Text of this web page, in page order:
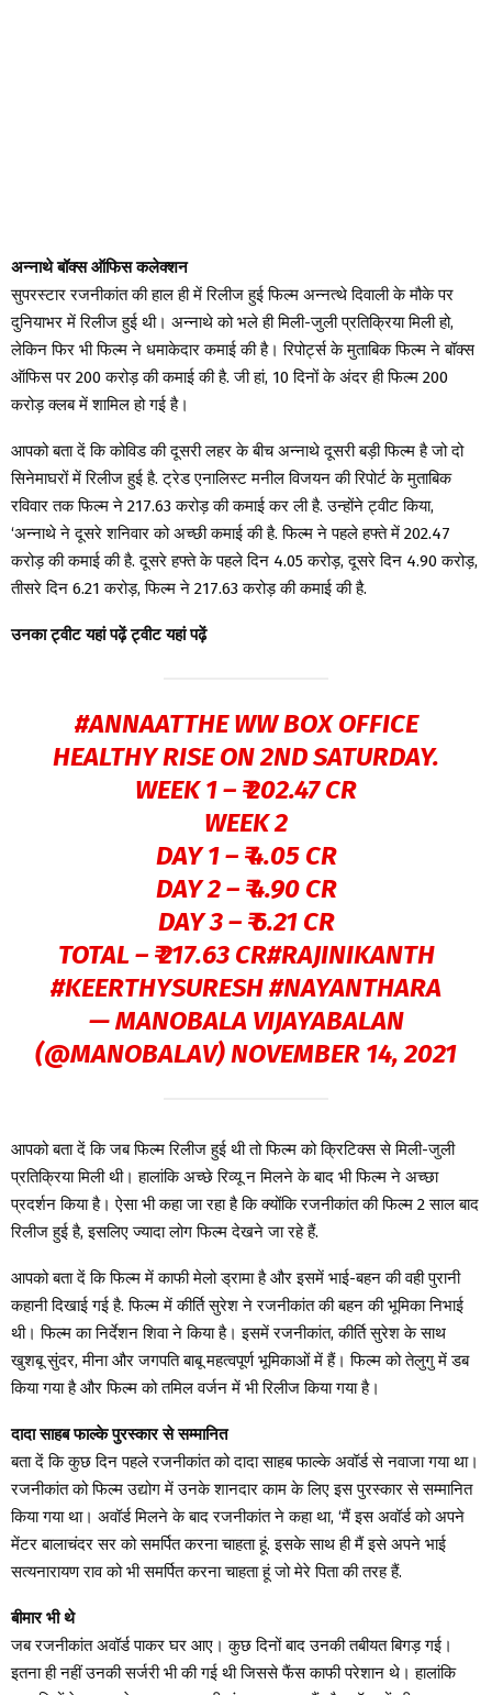
अन्नाथे बॉक्स ऑफिस कलेक्शन
सुपरस्टार रजनीकांत की हाल ही में रिलीज हुई फिल्म अन्नत्थे दिवाली के मौके पर
दुनियाभर में रिलीज हुई थी। अन्नाथे को भले ही मिली-जुली प्रतिक्रिया मिली हो,
लेकिन फिर भी फिल्म ने धमाकेदार कमाई की है। रिपोर्ट्स के मुताबिक फिल्म ने बॉक्स
ऑफिस पर 200 करोड़ की कमाई की है. जी हां, 10 दिनों के अंदर ही फिल्म 200
करोड़ क्लब में शामिल हो गई है।
आपको बता दें कि कोविड की दूसरी लहर के बीच अन्नाथे दूसरी बड़ी फिल्म है जो दो
सिनेमाघरों में रिलीज हुई है. ट्रेड एनालिस्ट मनील विजयन की रिपोर्ट के मुताबिक
रविवार तक फिल्म ने 217.63 करोड़ की कमाई कर ली है. उन्होंने ट्वीट किया,
‘अन्नाथे ने दूसरे शनिवार को अच्छी कमाई की है. फिल्म ने पहले हफ्ते में 202.47
करोड़ की कमाई की है. दूसरे हफ्ते के पहले दिन 4.05 करोड़, दूसरे दिन 4.90 करोड़,
तीसरे दिन 6.21 करोड़, फिल्म ने 217.63 करोड़ की कमाई की है.
उनका ट्वीट यहां पढ़ें ट्वीट यहां पढ़ें
#ANNAATTHEWW BOX OFFICE
HEALTHY RISE ON 2ND SATURDAY.
WEEK 1 – ₹ 202.47 CR
WEEK 2
DAY 1 – ₹ 4.05 CR
DAY 2 – ₹ 4.90 CR
DAY 3 – ₹ 6.21 CR
TOTAL – ₹ 217.63 CR#RAJINIKANTH
#KEERTHYSURESH#NAYANTHARA
— MANOBALA VIJAYABALAN
(@MANOBALAV)NOVEMBER 14, 2021
आपको बता दें कि जब फिल्म रिलीज हुई थी तो फिल्म को क्रिटिक्स से मिली-जुली
प्रतिक्रिया मिली थी। हालांकि अच्छे रिव्यू न मिलने के बाद भी फिल्म ने अच्छा
प्रदर्शन किया है। ऐसा भी कहा जा रहा है कि क्योंकि रजनीकांत की फिल्म 2 साल बाद
रिलीज हुई है, इसलिए ज्यादा लोग फिल्म देखने जा रहे हैं.
आपको बता दें कि फिल्म में काफी मेलो ड्रामा है और इसमें भाई-बहन की वही पुरानी
कहानी दिखाई गई है. फिल्म में कीर्ति सुरेश ने रजनीकांत की बहन की भूमिका निभाई
थी। फिल्म का निर्देशन शिवा ने किया है। इसमें रजनीकांत, कीर्ति सुरेश के साथ
खुशबू सुंदर, मीना और जगपति बाबू महत्वपूर्ण भूमिकाओं में हैं। फिल्म को तेलुगु में डब
किया गया है और फिल्म को तमिल वर्जन में भी रिलीज किया गया है।
दादा साहब फाल्के पुरस्कार से सम्मानित
बता दें कि कुछ दिन पहले रजनीकांत को दादा साहब फाल्के अवॉर्ड से नवाजा गया था।
रजनीकांत को फिल्म उद्योग में उनके शानदार काम के लिए इस पुरस्कार से सम्मानित
किया गया था। अवॉर्ड मिलने के बाद रजनीकांत ने कहा था, ‘मैं इस अवॉर्ड को अपने
मेंटर बालाचंदर सर को समर्पित करना चाहता हूं. इसके साथ ही मैं इसे अपने भाई
सत्यनारायण राव को भी समर्पित करना चाहता हूं जो मेरे पिता की तरह हैं.
बीमार भी थे
जब रजनीकांत अवॉर्ड पाकर घर आए। कुछ दिनों बाद उनकी तबीयत बिगड़ गई।
इतना ही नहीं उनकी सर्जरी भी की गई थी जिससे फैंस काफी परेशान थे। हालांकि